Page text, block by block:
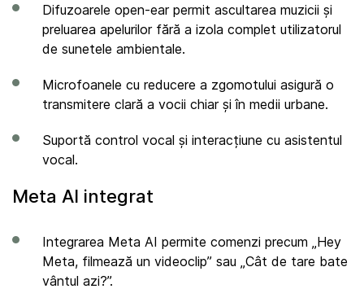
Difuzoarele open-ear permit ascultarea muzicii și
preluarea apelurilor fără a izola complet utilizatorul
de sunetele ambientale.
Microfoanele cu reducere a zgomotului asigură o
transmitere clară a vocii chiar și în medii urbane.
Suportă control vocal și interacțiune cu asistentul
vocal.
Meta AI integrat
Integrarea Meta AI permite comenzi precum „Hey
Meta, filmează un videoclip” sau „Cât de tare bate
vântul azi?”.